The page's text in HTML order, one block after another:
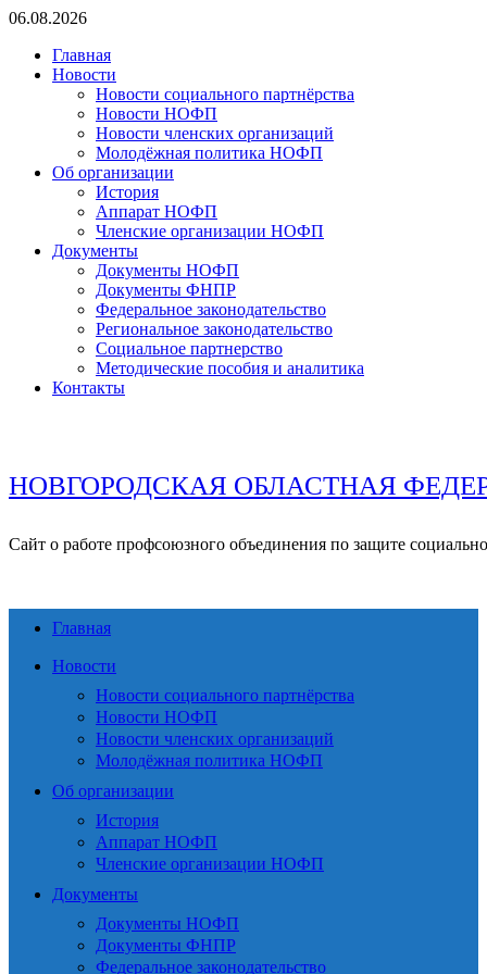
Перейти
содержимому
06.08.2026
Главная
Новости
Новости социального партнёрства
Новости НОФП
Новости членских организаций
Молодёжная политика НОФП
Об организации
История
Аппарат НОФП
Членские организации НОФП
Документы
Документы НОФП
Документы ФНПР
Федеральное законодательство
Региональное законодательство
Социальное партнерство
Методические пособия и аналитика
Контакты
НОВГОРОДСКАЯ ОБЛАСТНАЯ
Сайт о работе профсоюзного объединения по защите
Главная
Новости
Новости социального партнёрства
Новости НОФП
Новости членских организаций
Молодёжная политика НОФП
Об организации
История
Аппарат НОФП
Членские организации НОФП
Документы
Документы НОФП
Документы ФНПР
Федеральное законодательство